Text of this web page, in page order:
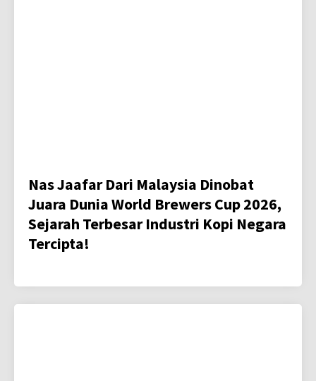
Nas Jaafar Dari Malaysia Dinobat
Juara Dunia World Brewers Cup 2026,
Sejarah Terbesar Industri Kopi Negara
Tercipta!